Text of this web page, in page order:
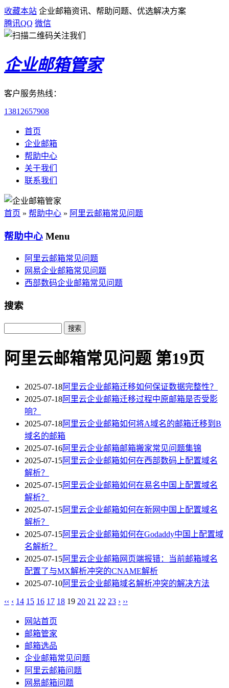
收藏本站 企业邮箱资讯、帮助问题、优选解决方案
腾讯QQ 微信
企业邮箱管家
客户服务热线：
13812657908
首页
企业邮箱
帮助中心
关于我们
联系我们
首页 » 帮助中心 » 阿里云邮箱常见问题
帮助中心 Menu
阿里云邮箱常见问题
网易企业邮箱常见问题
西部数码企业邮箱常见问题
搜索
Search
阿里云邮箱常见问题 第19页
2025-07-18阿里云企业邮箱迁移如何保证数据完整性？
2025-07-18阿里云企业邮箱迁移过程中原邮箱是否受影
响？
2025-07-18阿里云企业邮箱如何将A域名的邮箱迁移到B
域名的邮箱
2025-07-16阿里云企业邮箱邮箱搬家常见问题集锦
2025-07-15阿里云企业邮箱如何在西部数码上配置域名
解析？
2025-07-15阿里云企业邮箱如何在易名中国上配置域名
解析？
2025-07-15阿里云企业邮箱如何在新网中国上配置域名
解析？
2025-07-15阿里云企业邮箱如何在Godaddy中国上配置域
名解析？
2025-07-15阿里云企业邮箱网页端报错：当前邮箱域名
配置了与MX解析冲突的CNAME解析
2025-07-10阿里云企业邮箱域名解析冲突的解决方法
‹‹ ‹ 14 15 16 17 18 19 20 21 22 23 › ››
网站首页
邮箱管家
邮箱选品
企业邮箱常见问题
阿里云邮箱问题
网易邮箱问题